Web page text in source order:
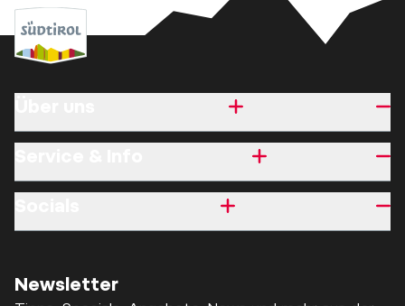
Newsletter